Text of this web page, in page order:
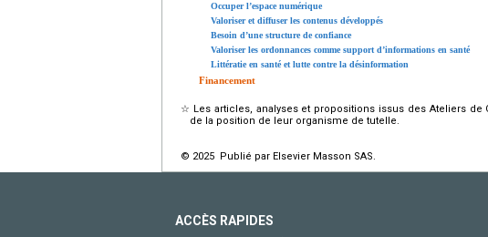
Occuper l’espace numérique
Valoriser et diffuser les contenus développés
Besoin d’une structure de confiance
Valoriser les ordonnances comme support d’informations en santé
Littératie en santé et lutte contre la désinformation
Financement
☆ Les articles, analyses et propositions issus des Ateliers
de la position de leur organisme de tutelle.
© 2025 Publié par Elsevier Masson SAS.
ACCÈS RAPIDES